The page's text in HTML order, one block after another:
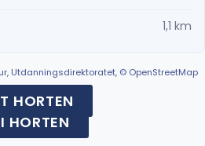
1,1 km
Utdanningsdirektoratet, © OpenStreetMap
HORTEN
HORTEN